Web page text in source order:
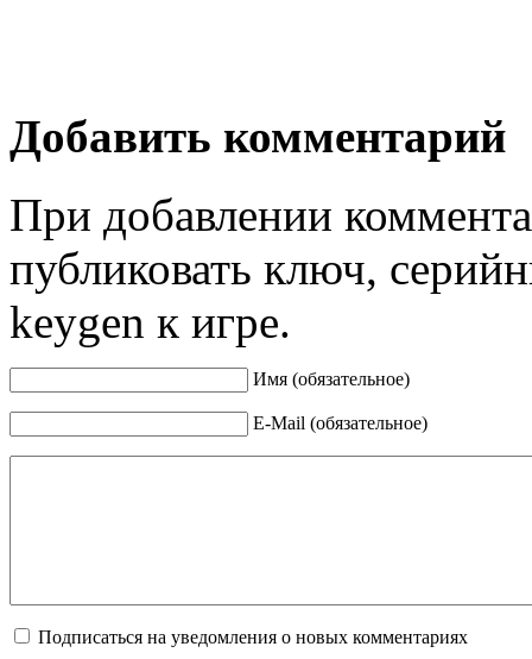
Добавить комментарий
При добавлении
публиковать ключ,
keygen к игре.
Имя (обязательное)
E-Mail (обязательное)
Подписаться на уведомления о новых комментариях